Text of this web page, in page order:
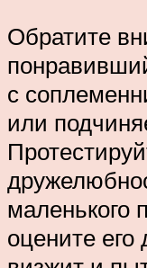
Обратите
с
или
маленького
оцените